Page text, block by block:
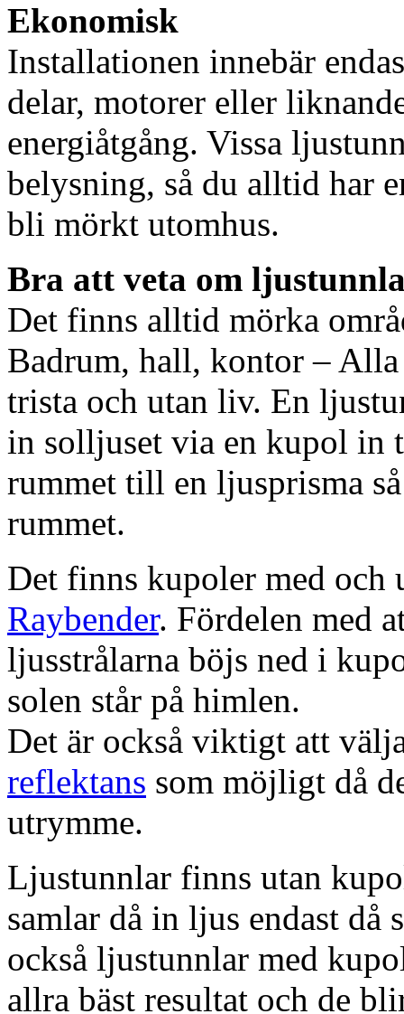
Ekonomisk
Installationen innebär
delar, motorer eller
energiåtgång. Vissa
belysning, så du alltid har
bli mörkt utomhus.
Bra att veta om
Det finns alltid mörka
Badrum, hall, kontor – Alla
trista och utan liv. En
in solljuset via en kupol in
rummet till en ljusprisma
rummet.
Det finns kupoler med och
Raybender. Fördelen med
ljusstrålarna böjs ned i
solen står på himlen.
Det är också viktigt att
reflektans som möjligt då
utrymme.
Ljustunnlar finns utan
samlar då in ljus endast då
också ljustunnlar med
allra bäst resultat och de